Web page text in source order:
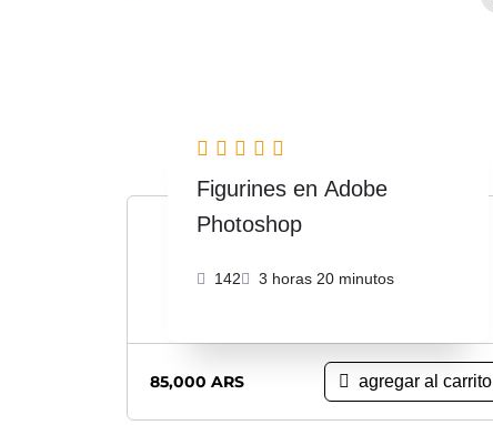
Figurines en Adobe
Photoshop
142 3 horas 20 minutos
85,000 ARS agregar al carrito